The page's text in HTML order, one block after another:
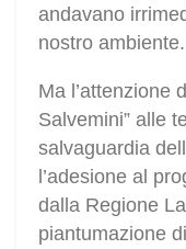
andavano
nostro ambiente.
Ma l’attenzione
Salvemini” alle
salvaguardia
l’adesione al
dalla Regione
piantumazione